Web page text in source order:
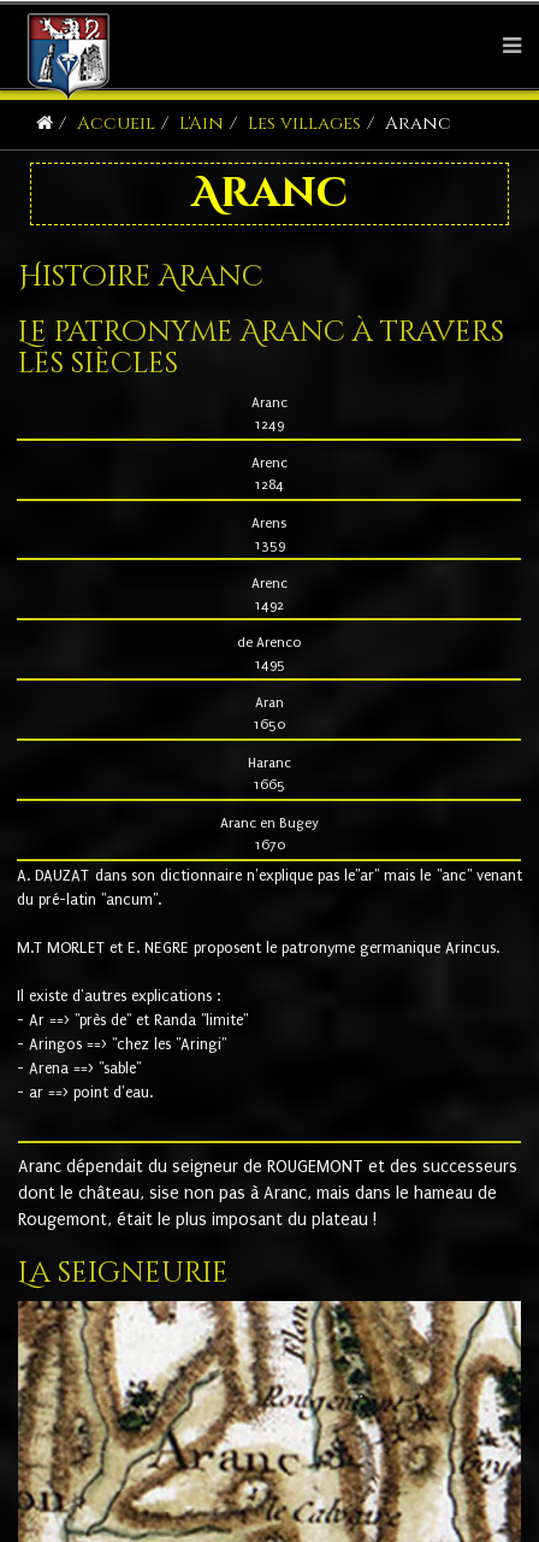
Accueil L'Ain Les villages Aranc
Aranc
Histoire Aranc
Le patronyme Aranc à travers
les siècles
Aranc
1249
Arenc
1284
Arens
1359
Arenc
1492
de Arenco
1495
Aran
1650
Haranc
1665
Aranc en Bugey
1670
A. DAUZAT dans son dictionnaire n'explique pas le"ar" mais le "anc" venant
du pré-latin "ancum".
M.T MORLET et E. NEGRE proposent le patronyme germanique Arincus.
Il existe d'autres explications :
- Ar ==> "près de" et Randa "limite"
- Aringos ==> "chez les "Aringi"
- Arena ==> "sable"
- ar ==> point d'eau.
Aranc dépendait du seigneur de ROUGEMONT et des successeurs
dont le château, sise non pas à Aranc, mais dans le hameau de
Rougemont, était le plus imposant du plateau !
La seigneurie